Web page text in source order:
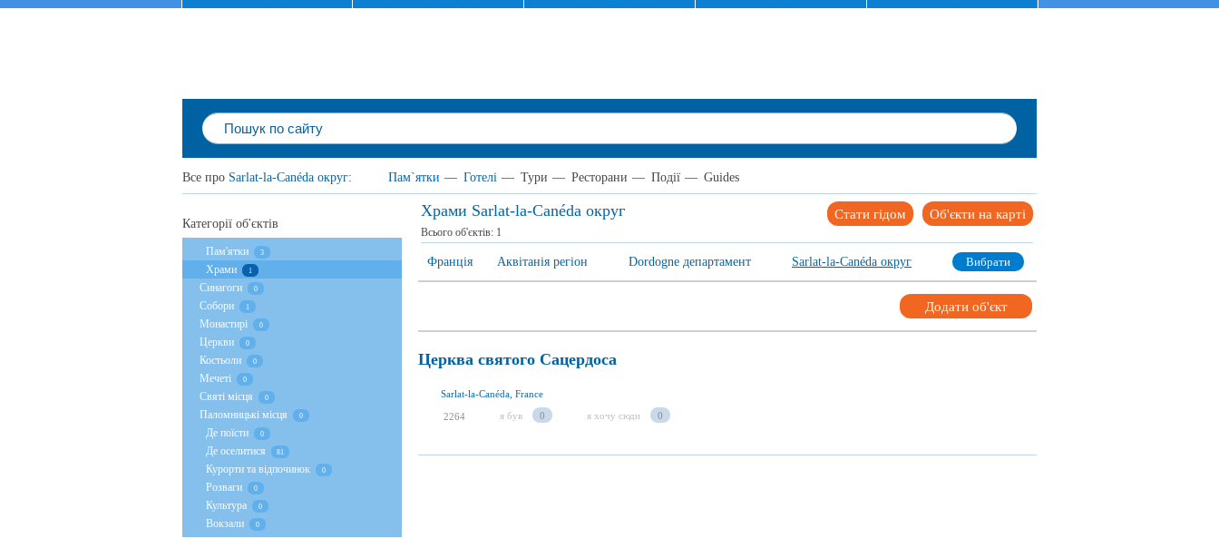
Все про Sarlat-la-Canéda округ: Пам`ятки — Готелі — Тури — Ресторани — Події — Guides
Храми Sarlat-la-Canéda округ Об'єкти на карті
Стати гідом
Всього об'єктів: 1
Франція Аквітанія регіон Dordogne департамент Sarlat-la-Canéda округ Вибрати
Додати об'єкт
Церква святого Сацердоса
Sarlat-la-Canéda, France
2264 я був 0 я хочу сюди 0
Категорії об'єктів
Пам'ятки 3
Храми 1
Cинагоги 0
Собори 1
Монастирі 0
Церкви 0
Костьоли 0
Мечеті 0
Святі місця 0
Паломницькі місця 0
Де поїсти 0
Де оселитися 81
Курорти та відпочинок 0
Розваги 0
Культура 0
Вокзали 0